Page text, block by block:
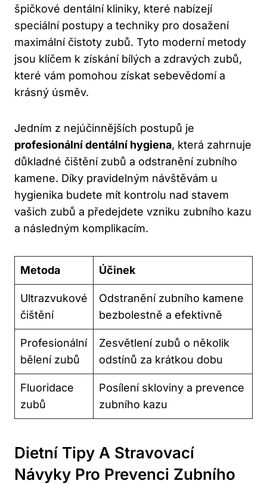
špičkové dentální kliniky, které nabízejí
speciální postupy a techniky pro dosažení
maximální čistoty zubů. Tyto moderní metody
jsou klíčem k získání bílých a zdravých zubů,
které vám pomohou získat sebevědomí a
krásný úsměv.
Jedním z nejúčinnějších postupů je
profesionální dentální hygiena, která zahrnuje
důkladné čištění zubů a odstranění zubního
kamene. Díky pravidelným návštěvám u
hygienika budete mít kontrolu nad stavem
vašich zubů a předejdete vzniku zubního kazu
a následným komplikacím.
Metoda Účinek
Ultrazvukové
čištění
Odstranění zubního kamene
bezbolestně a efektivně
Profesionální
bělení zubů
Zesvětlení zubů o několik
odstínů za krátkou dobu
Fluoridace
zubů
Posílení skloviny a prevence
zubního kazu
Dietní Tipy A Stravovací
Návyky Pro Prevenci Zubního